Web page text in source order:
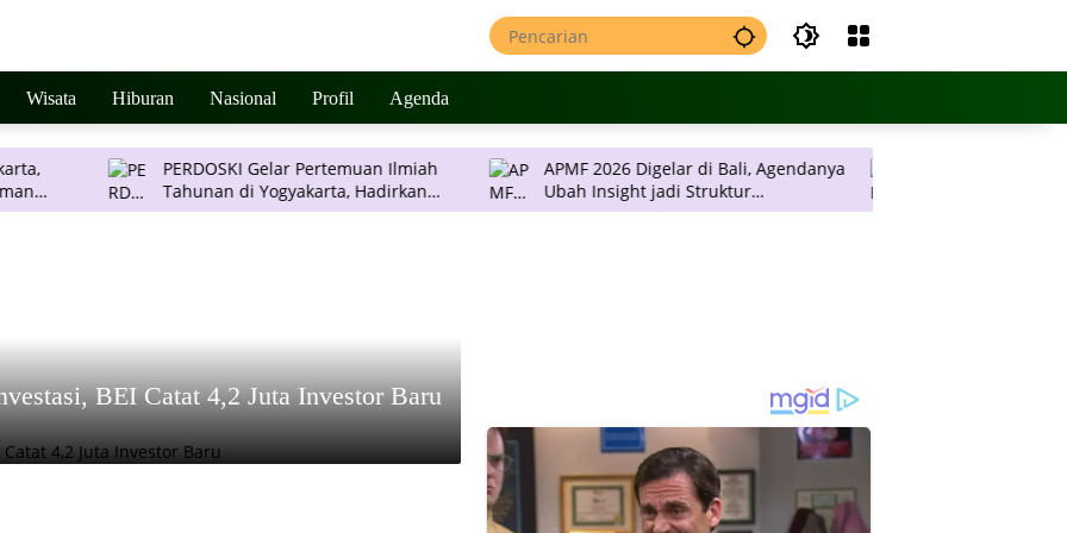
Wisata Hiburan Nasional Profil Agenda
PERDOSKI Gelar Pertemuan Ilmiah
Tahunan di Yogyakarta, Hadirkan
Inovasi Dermatologi Terkini
APMF 2026 Digelar di Bali, Agendanya
Ubah Insight jadi Struktur
Pengambilan Keputusan
JNE Promo Ongkos Kirim,
Rp 2 Ribu per Kilogram ke
Pulau Jawa
BEI Catat 4,2 Juta Investor Baru